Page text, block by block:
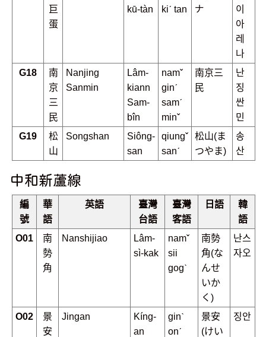
巨
蛋
kū-tàn
kiˊ tan
ナ
이
아
레
나
G18
南
京
三
民
Nanjing
Sanmin
Lâm-
kiann
Sam-
bîn
namˇ
ginˊ
samˊ
minˇ
南京三
民
난
징
싼
민
G19
松
山
Songshan
Siông-
san
qiungˇ
sanˊ
松山(ま
つやま)
송
산
中和新蘆線
編
號
華
語
英語
臺灣
台語
臺灣
客語
日語
韓
語
O01
南
勢
角
Nanshijiao
Lâm-
sì-kak
namˇ
sii
gogˋ
南勢
角(な
んせ
いか
く)
난스
자오
O02
景
安
Jingan
Kíng-
an
ginˋ
onˊ
景安
(けい
징안